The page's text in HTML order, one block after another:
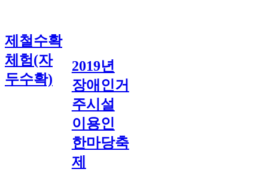
제철수확
체험(자
두수확)
2019년
장애인거
주시설
이용인
한마당축
제